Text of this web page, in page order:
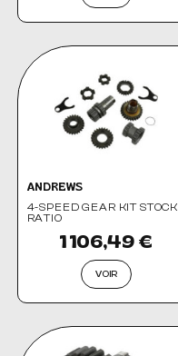
ANDREWS
4-SPEED GEAR KIT STOCK
RATIO
1 106,49 €
VOIR